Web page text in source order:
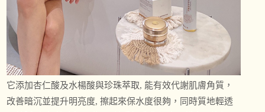
它添加杏仁酸及水楊酸與珍珠萃取, 能有效代謝肌膚角質，
改善暗沉並提升明亮度, 擦起來保水度很夠，同時質地輕透